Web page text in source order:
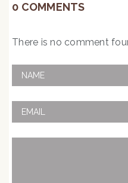
0 COMMENTS
There is no comment